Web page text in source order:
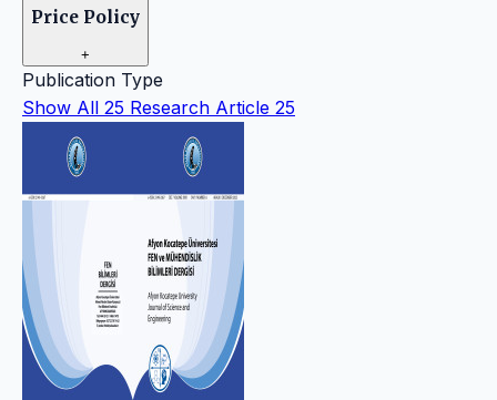
Price Policy
+
Publication Type
Show All 25 Research Article 25